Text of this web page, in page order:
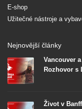
E-shop
Užitečné nástroje a
Nejnovější články
Vancouver
Rozhovor s
Život v